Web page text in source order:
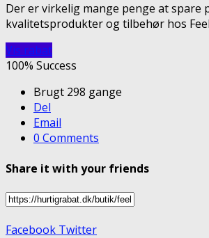
Der er virkelig mange penge at spare
kvalitetsprodukter og tilbehør hos
Vis rabat
100% Success
Brugt 298 gange
Del
Email
0 Comments
Share it with your friends
Facebook Twitter